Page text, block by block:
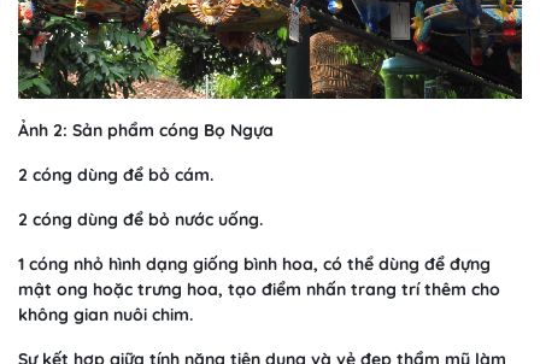
Ảnh 2: Sản phẩm cóng Bọ Ngựa
2 cóng dùng để bỏ cám.
2 cóng dùng để bỏ nước uống.
1 cóng nhỏ hình dạng giống bình hoa, có thể dùng để đựng
mật ong hoặc trưng hoa, tạo điểm nhấn trang trí thêm cho
không gian nuôi chim.
Sự kết hợp giữa tính năng tiện dụng và vẻ đẹp thẩm mỹ làm